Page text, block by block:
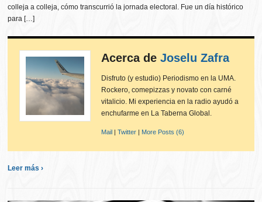
colleja a colleja, cómo transcurrió la jornada electoral. Fue un día histórico
para […]
Acerca deJoselu Zafra
Disfruto (y estudio) Periodismo en la UMA.
Rockero, comepizzas y novato con carné
vitalicio. Mi experiencia en la radio ayudó a
enchufarme en La Taberna Global.
Mail |Twitter | More Posts (6)
Leer más ›